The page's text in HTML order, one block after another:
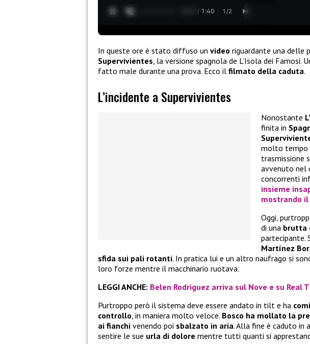
0:28 / 1:40 1 /2
In queste ore è stato diffuso un video riguardante una delle
Supervivientes , la versione spagnola de L’Isola dei Famosi.
fatto male durante una prova. Ecco il filmato della caduta.
L’incidente a Supervivientes
Nonostante
finita in
molto tempo
trasmissione
avvenuto nel
concorrenti
insieme
mostrando
Oggi,
di una brutta
partecipante.
Martínez
sfida sui pali rotanti. In pratica lui e un altro naufrago si
loro forze mentre il macchinario ruotava.
LEGGI ANCHE: Belen Rodriguez arriva sul Nove e su Real
Purtroppo però il sistema deve essere andato in tilt e ha
controllo, in maniera molto veloce. Bosco ha mollato la
ai fianchi venendo poi sbalzato in aria. Alla fine è caduto in
sentire le sue urla di dolore mentre tutti quanti si